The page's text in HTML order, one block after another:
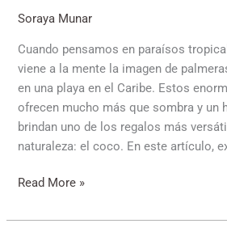
Soraya Munar
Cuando pensamos en paraísos
viene a la mente la imagen de
en una playa en el Caribe. Estos
ofrecen mucho más que sombra y un
brindan uno de los regalos más
naturaleza: el coco. En este artículo,
Read More »